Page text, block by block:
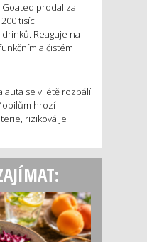
Goated prodal za
tisíc
Reaguje na
a čistém
auta se v létě rozpálí
hrozí
riziková je i